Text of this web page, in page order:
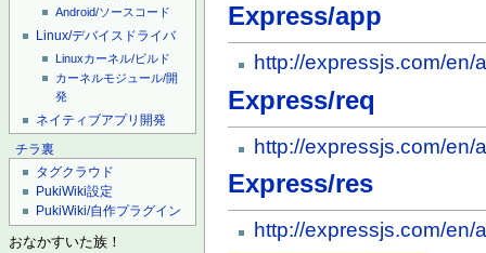
Android/ソースコード
Linux/デバイスドライバ
Linuxカーネル/ビルド
カーネルモジュール/開
発
ネイティブアプリ開発
チラ裏
タグクラウド
PukiWiki設定
PukiWiki/自作プラグイン
おなかすいた族！
Express/app
http://expressjs.com/en/
Express/req
http://expressjs.com/en/
Express/res
http://expressjs.com/en/